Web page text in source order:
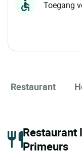
Toegang
Restaurant
Restaurant
Primeurs